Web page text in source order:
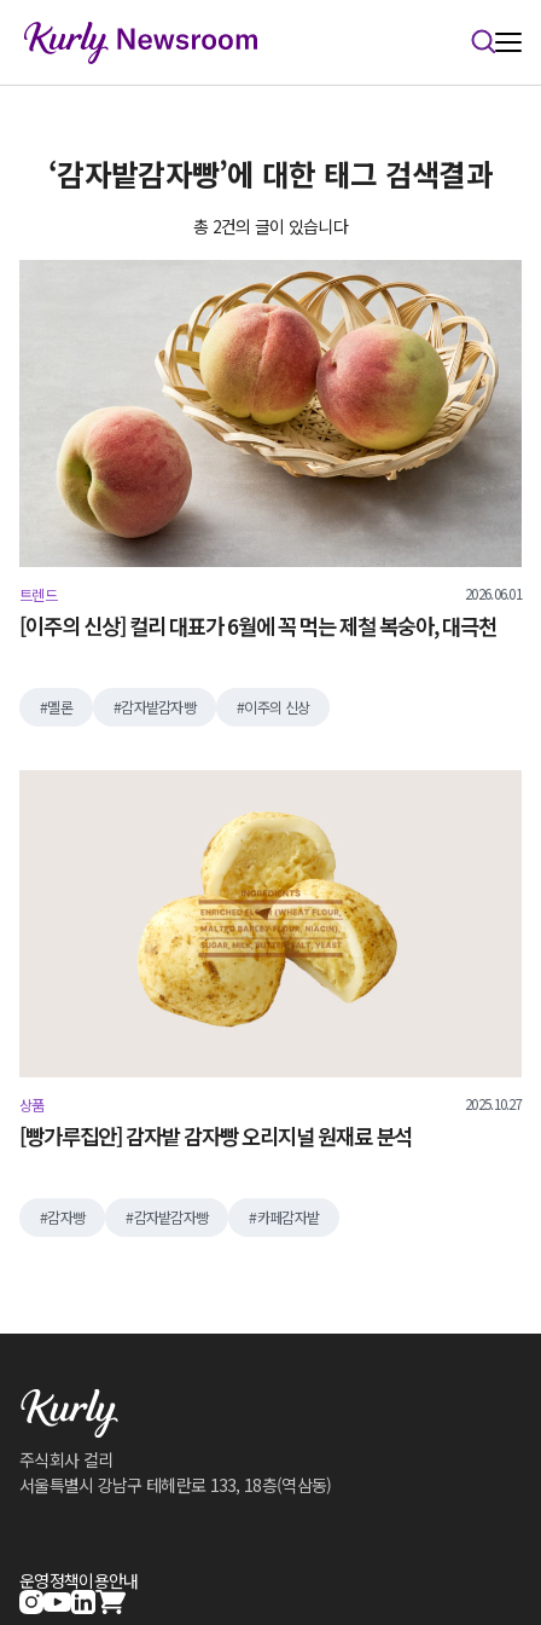
‘감자밭감자빵’에 대한 태그 검색결과
총 2건의 글이 있습니다
트렌드 2026.06.01
[이주의 신상] 컬리 대표가 6월에 꼭 먹는 제철 복숭아, 대극천
멜론 감자밭감자빵 이주의 신상
상품 2025.10.27
[빵가루집안] 감자밭 감자빵 오리지널 원재료 분석
감자빵 감자밭감자빵 카페감자밭
주식회사 컬리
서울특별시 강남구 테헤란로 133, 18층(역삼동)
운영정책이용안내